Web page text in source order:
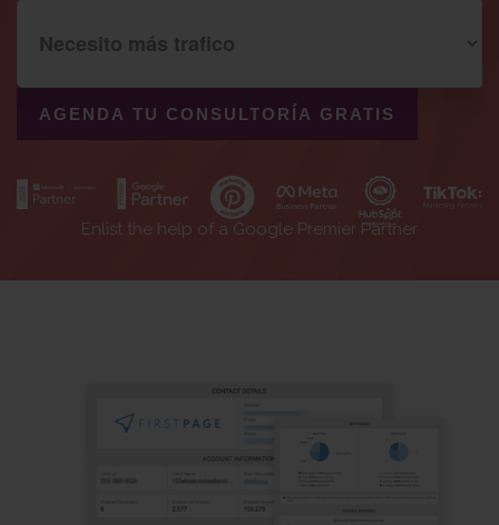
Enlist the help of a Google Premier Partner